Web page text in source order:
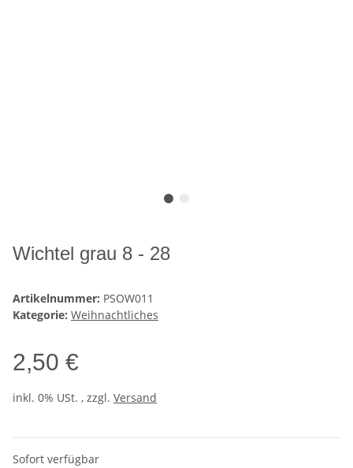
Wichtel grau 8 - 28
Artikelnummer: PSOW011
Kategorie: Weihnachtliches
2,50 €
inkl. 0% USt. , zzgl. Versand
Sofort verfügbar